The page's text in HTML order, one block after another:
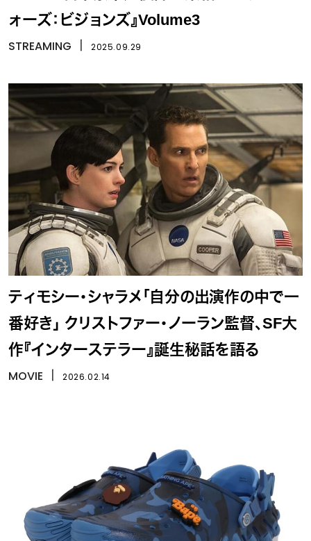
ォーズ：ビジョンズ』Volume3
STREAMING 2025.09.29
ティモシー・シャラメ「自分の出演作の中で一
番好き」 クリストファー・ノーラン監督、SF大
作『インターステラー』誕生秘話を語る
MOVIE 2026.02.14